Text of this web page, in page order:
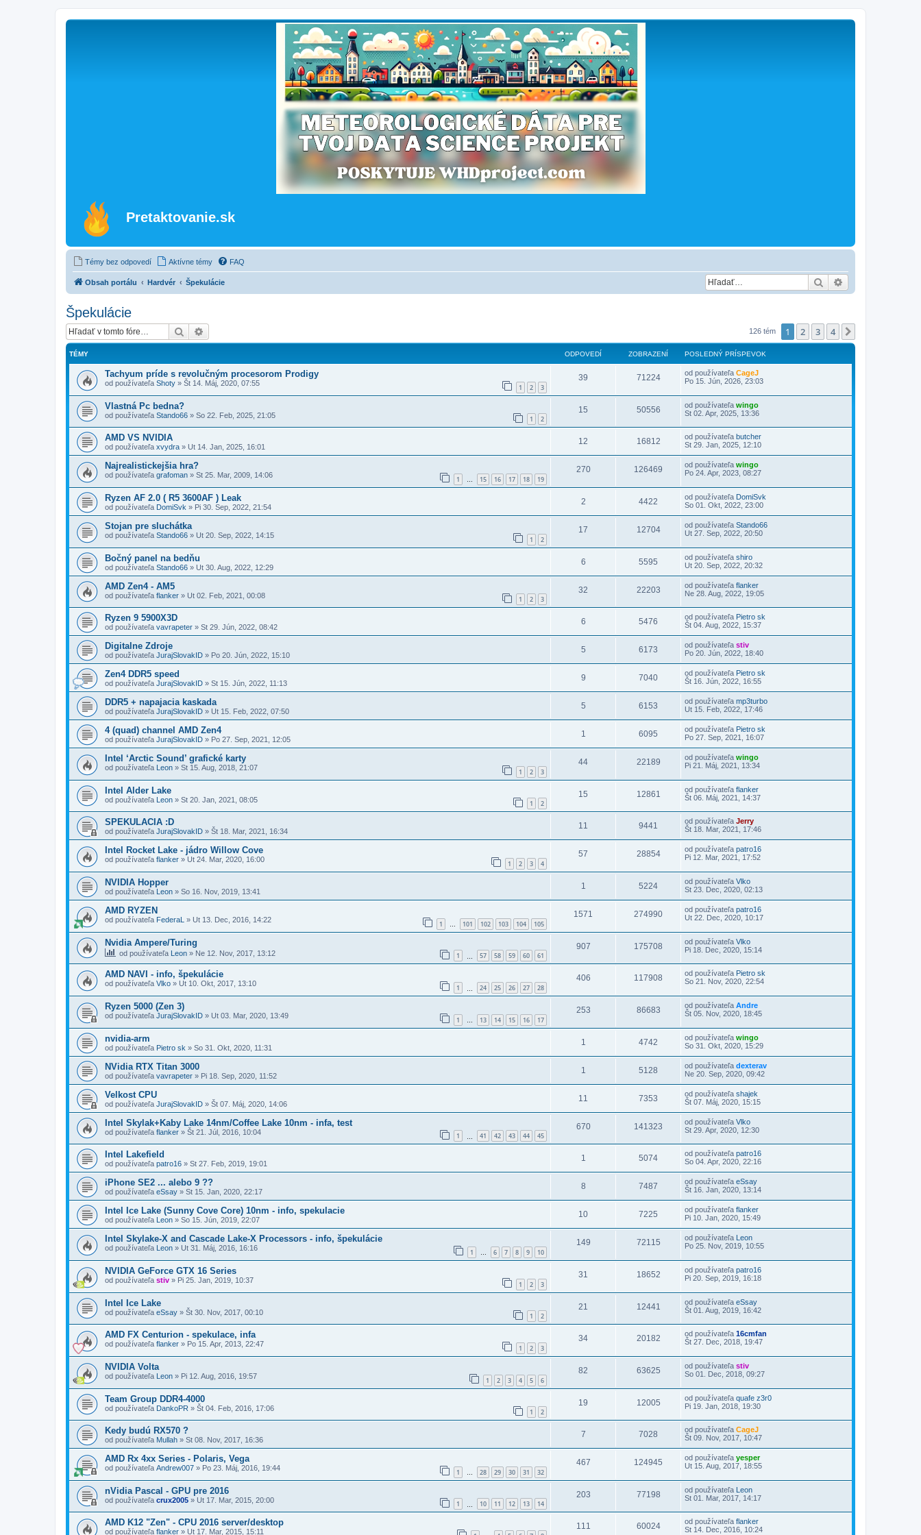
Pretaktovanie.sk
Témy bez odpovedí Aktívne témy FAQ
Obsah portálu Hardvér Špekulácie Hľadať
Špekulácie
Hľadať 126 tém 1 2 3 4
TÉMY ODPOVEDÍ ZOBRAZENÍ POSLEDNÝ PRÍSPEVOK
Tachyum príde s revolučným procesorom Prodigy
od používateľa Shoty » Št 14. Máj, 2020, 07:55 1 2 3
39 71224 od používateľa CageJ
Po 15. Jún, 2026, 23:03
Vlastná Pc bedna?
od používateľa Stando66 » So 22. Feb, 2025, 21:05 1 2
15 50556 od používateľa wingo
St 02. Apr, 2025, 13:36
AMD VS NVIDIA
od používateľa xvydra » Ut 14. Jan, 2025, 16:01
12 16812 od používateľa butcher
St 29. Jan, 2025, 12:10
Najrealistickejšia hra?
od používateľa grafoman » St 25. Mar, 2009, 14:06 1 … 15 16 17 18 19
270 126469 od používateľa wingo
Po 24. Apr, 2023, 08:27
Ryzen AF 2.0 ( R5 3600AF ) Leak
od používateľa DomiSvk » Pi 30. Sep, 2022, 21:54
2 4422 od používateľa DomiSvk
So 01. Okt, 2022, 23:00
Stojan pre sluchátka
od používateľa Stando66 » Ut 20. Sep, 2022, 14:15 1 2
17 12704 od používateľa Stando66
Ut 27. Sep, 2022, 20:50
Bočný panel na bedňu
od používateľa Stando66 » Ut 30. Aug, 2022, 12:29
6 5595 od používateľa shiro
Ut 20. Sep, 2022, 20:32
AMD Zen4 - AM5
od používateľa flanker » Ut 02. Feb, 2021, 00:08 1 2 3
32 22203 od používateľa flanker
Ne 28. Aug, 2022, 19:05
Ryzen 9 5900X3D
od používateľa vavrapeter » St 29. Jún, 2022, 08:42
6 5476 od používateľa Pietro sk
Št 04. Aug, 2022, 15:37
Digitalne Zdroje
od používateľa JurajSlovakID » Po 20. Jún, 2022, 15:10
5 6173 od používateľa stiv
Po 20. Jún, 2022, 18:40
Zen4 DDR5 speed
od používateľa JurajSlovakID » St 15. Jún, 2022, 11:13
9 7040 od používateľa Pietro sk
Št 16. Jún, 2022, 16:55
DDR5 + napajacia kaskada
od používateľa JurajSlovakID » Ut 15. Feb, 2022, 07:50
5 6153 od používateľa mp3turbo
Ut 15. Feb, 2022, 17:46
4 (quad) channel AMD Zen4
od používateľa JurajSlovakID » Po 27. Sep, 2021, 12:05
1 6095 od používateľa Pietro sk
Po 27. Sep, 2021, 16:07
Intel ‘Arctic Sound’ grafické karty
od používateľa Leon » St 15. Aug, 2018, 21:07 1 2 3
44 22189 od používateľa wingo
Pi 21. Máj, 2021, 13:34
Intel Alder Lake
od používateľa Leon » St 20. Jan, 2021, 08:05 1 2
15 12861 od používateľa flanker
Št 06. Máj, 2021, 14:37
SPEKULACIA :D
od používateľa JurajSlovakID » Št 18. Mar, 2021, 16:34
11 9441 od používateľa Jerry
Št 18. Mar, 2021, 17:46
Intel Rocket Lake - jádro Willow Cove
od používateľa flanker » Ut 24. Mar, 2020, 16:00 1 2 3 4
57 28854 od používateľa patro16
Pi 12. Mar, 2021, 17:52
NVIDIA Hopper
od používateľa Leon » So 16. Nov, 2019, 13:41
1 5224 od používateľa Vlko
St 23. Dec, 2020, 02:13
AMD RYZEN
od používateľa FederaL » Ut 13. Dec, 2016, 14:22 1 … 101 102 103 104 105
1571 274990 od používateľa patro16
Ut 22. Dec, 2020, 10:17
Nvidia Ampere/Turing
od používateľa Leon » Ne 12. Nov, 2017, 13:12 1 57 58 59 60 61
907 175708 od používateľa Vlko
Pi 18. Dec, 2020, 15:14
AMD NAVI - info, špekulácie
od používateľa Vlko » Ut 10. Okt, 2017, 13:10 1 24 25 26 27 28
406 117908 od používateľa Pietro sk
So 21. Nov, 2020, 22:54
Ryzen 5000 (Zen 3)
od používateľa JurajSlovakID » Ut 03. Mar, 2020, 13:49 1 … 13 14 15 16 17
253 86683 od používateľa Andre
Št 05. Nov, 2020, 18:45
nvidia-arm
od používateľa Pietro sk » So 31. Okt, 2020, 11:31
1 4742 od používateľa wingo
So 31. Okt, 2020, 15:29
NVidia RTX Titan 3000
od používateľa vavrapeter » Pi 18. Sep, 2020, 11:52
1 5128 od používateľa dexterav
Ne 20. Sep, 2020, 09:42
Velkost CPU
od používateľa JurajSlovakID » Št 07. Máj, 2020, 14:06
11 7353 od používateľa shajek
Št 07. Máj, 2020, 15:15
Intel Skylak+Kaby Lake 14nm/Coffee Lake 10nm - infa, test
od používateľa flanker » Št 21. Júl, 2016, 10:04 1 41 42 43 44 45
670 141323 od používateľa Vlko
St 29. Apr, 2020, 12:30
Intel Lakefield
od používateľa patro16 » St 27. Feb, 2019, 19:01
1 5074 od používateľa patro16
So 04. Apr, 2020, 22:16
iPhone SE2 ... alebo 9 ??
od používateľa eSsay » St 15. Jan, 2020, 22:17
8 7487 od používateľa eSsay
Št 16. Jan, 2020, 13:14
Intel Ice Lake (Sunny Cove Core) 10nm - info, spekulacie
od používateľa Leon » So 15. Jún, 2019, 22:07
10 7225 od používateľa flanker
Pi 10. Jan, 2020, 15:49
Intel Skylake-X and Cascade Lake-X Processors - info, špekulácie
od používateľa Leon » Ut 31. Máj, 2016, 16:16 1 … 6 7 8 9 10
149 72115 od používateľa
Leon
Po 25. Nov, 2019, 10:55
NVIDIA GeForce GTX 16 Series
od používateľa stiv » Pi 25. Jan, 2019, 10:37 1 2 3
31 18652 od používateľa patro16
Pi 20. Sep, 2019, 16:18
Intel Ice Lake
od používateľa eSsay » Št 30. Nov, 2017, 00:10 1 2
21 12441 od používateľa eSsay
Št 01. Aug, 2019, 16:42
AMD FX Centurion - spekulace, infa
od používateľa flanker » Po 15. Apr, 2013, 22:47 1 2 3
34 20182 od používateľa 16cmfan
Št 27. Dec, 2018, 19:47
NVIDIA Volta
od používateľa Leon » Pi 12. Aug, 2016, 19:57 1 2 3 4 5 6
82 63625 od používateľa stiv
So 01. Dec, 2018, 09:27
Team Group DDR4-4000
od používateľa DankoPR » Št 04. Feb, 2016, 17:06 1 2
19 12005 od používateľa quafe z3r0
Pi 19. Jan, 2018, 19:30
Kedy budú RX570 ?
od používateľa Mullah » St 08. Nov, 2017, 16:36
7 7028 od používateľa CageJ
Št 09. Nov, 2017, 10:47
AMD Rx 4xx Series - Polaris, Vega
od používateľa Andrew007 » Po 23. Máj, 2016, 19:44 1 … 28 29 30 31 32
467 124945 od používateľa yesper
Ut 15. Aug, 2017, 18:55
nVidia Pascal - GPU pre 2016
od používateľa crux2005 » Ut 17. Mar, 2015, 20:00 1 10 11 12 13 14
203 77198 od používateľa Leon
St 01. Mar, 2017, 14:17
AMD K12 "Zen" - CPU 2016 server/desktop
od používateľa flanker » Ut 17. Mar, 2015, 15:11
111 60024 od používateľa flanker
St 14. Dec, 2016, 10:24